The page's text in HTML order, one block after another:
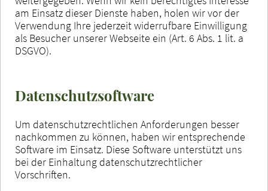
am Einsatz dieser Dienste haben, holen wir vor der
Verwendung Ihre jederzeit widerrufbare Einwilligung
als Besucher unserer Webseite ein (Art. 6 Abs. 1 lit. a
DSGVO).
Datenschutzsoftware
Um datenschutzrechtlichen Anforderungen besser
nachkommen zu können, haben wir entsprechende
Software im Einsatz. Diese Software unterstützt uns
bei der Einhaltung datenschutzrechtlicher
Vorschriften.